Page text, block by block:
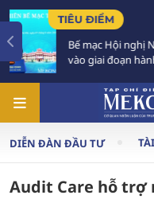
bước
DIỄN ĐÀN ĐẦU TƯ
Audit Care hỗ trợ